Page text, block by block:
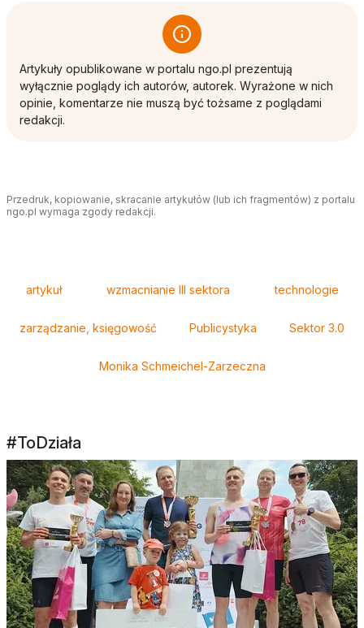
Artykuły opublikowane w portalu ngo.pl prezentują
wyłącznie poglądy ich autorów, autorek. Wyrażone w nich
opinie, komentarze nie muszą być tożsame z poglądami
redakcji.
Przedruk, kopiowanie, skracanie artykułów (lub ich fragmentów) z portalu
ngo.pl wymaga zgody redakcji.
artykuł wzmacnianie III sektora technologie
zarządzanie, księgowość Publicystyka Sektor 3.0
Monika Schmeichel-Zarzeczna
#ToDziała